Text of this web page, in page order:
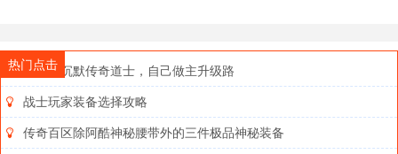
热门点击
玩我本沉默传奇道士，自己做主升级路
战士玩家装备选择攻略
传奇百区除阿酷神秘腰带外的三件极品神秘装备